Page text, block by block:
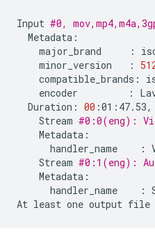
Input #0,
major_brand
:
minor_version
:
compatible_brands:
encoder
:
Duration: 00 :01:47.53,
Stream #0:0(eng):
handler_name
:
Stream #0:1(eng):
handler_name
:
At least one output file